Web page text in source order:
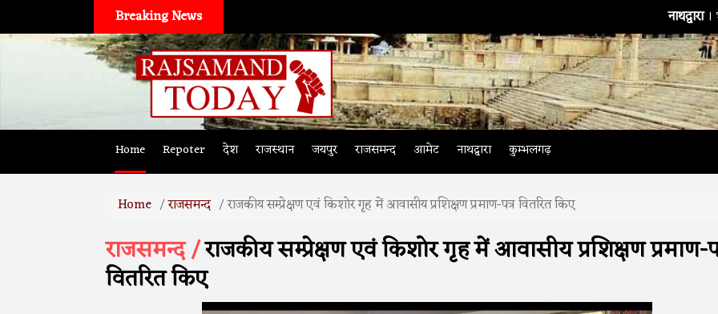
Breaking News । भारतीय
Home Repoter देश राजस्थान जयपुर राजसमन्द आमेट नाथद्वारा कुम्भलगढ़
Home राजसमन्द राजकीय सम्प्रेक्षण एवं किशोर गृह में आवासीय प्रशिक्षण प्रमाण-पत्र वितरित किए
राजसमन्द /राजकीय सम्प्रेक्षण एवं किशोर गृह में आवासीय प्रशिक्षण प्रमाण-
वितरित किए